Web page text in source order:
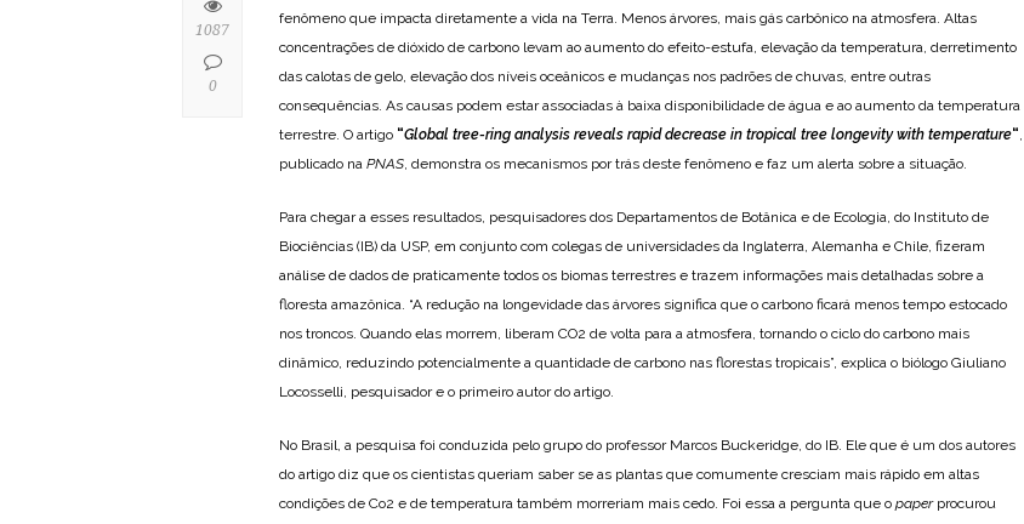
fenômeno que impacta diretamente a vida na Terra. Menos árvores, mais gás carbônico na atmosfera. Altas
concentrações de dióxido de carbono levam ao aumento do efeito-estufa, elevação da temperatura, derretimento
das calotas de gelo, elevação dos níveis oceânicos e mudanças nos padrões de chuvas, entre outras
consequências. As causas podem estar associadas à baixa disponibilidade de água e ao aumento da temperatura
terrestre. O artigo “Global tree-ring analysis reveals rapid decrease in tropical tree longevity with temperature“
publicado na PNAS , demonstra os mecanismos por trás deste fenômeno e faz um alerta sobre a situação.
Para chegar a esses resultados, pesquisadores dos Departamentos de Botânica e de Ecologia, do Instituto de
Biociências (IB) da USP, em conjunto com colegas de universidades da Inglaterra, Alemanha e Chile, fizeram
análise de dados de praticamente todos os biomas terrestres e trazem informações mais detalhadas sobre a
floresta amazônica. “A redução na longevidade das árvores significa que o carbono ficará menos tempo estocado
nos troncos. Quando elas morrem, liberam CO2 de volta para a atmosfera, tornando o ciclo do carbono mais
dinâmico, reduzindo potencialmente a quantidade de carbono nas florestas tropicais”, explica o biólogo Giuliano
Locosselli, pesquisador e o primeiro autor do artigo.
No Brasil, a pesquisa foi conduzida pelo grupo do professor Marcos Buckeridge, do IB. Ele que é um dos autores
do artigo diz que os cientistas queriam saber se as plantas que comumente cresciam mais rápido em altas
condições de Co2 e de temperatura também morreriam mais cedo. Foi essa a pergunta que o paperprocurou
1087
0